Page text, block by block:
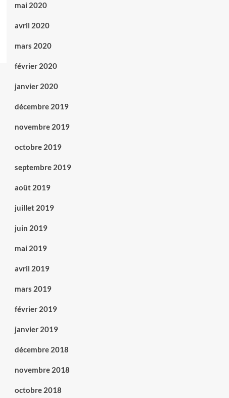
mai 2020
avril 2020
mars 2020
février 2020
janvier 2020
décembre 2019
novembre 2019
octobre 2019
septembre 2019
août 2019
juillet 2019
juin 2019
mai 2019
avril 2019
mars 2019
février 2019
janvier 2019
décembre 2018
novembre 2018
octobre 2018